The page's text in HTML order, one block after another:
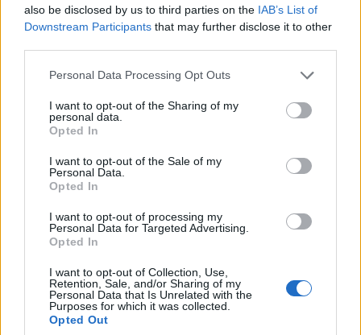
also be disclosed by us to third parties on the IAB’s List of
Downstream Participants that may further disclose it to other
Personal Data Processing Opt Outs
I want to opt-out of the Sharing of my
personal data.
Opted In
I want to opt-out of the Sale of my
Personal Data.
Opted In
I want to opt-out of processing my
Personal Data for Targeted Advertising.
Opted In
I want to opt-out of Collection, Use,
Retention, Sale, and/or Sharing of my
Personal Data that Is Unrelated with the
Purposes for which it was collected.
Opted Out
2026. július 17., péntek
Mostantól börtönök őrzésére is
használhatóak a nílusi krokodilok
Izraelben